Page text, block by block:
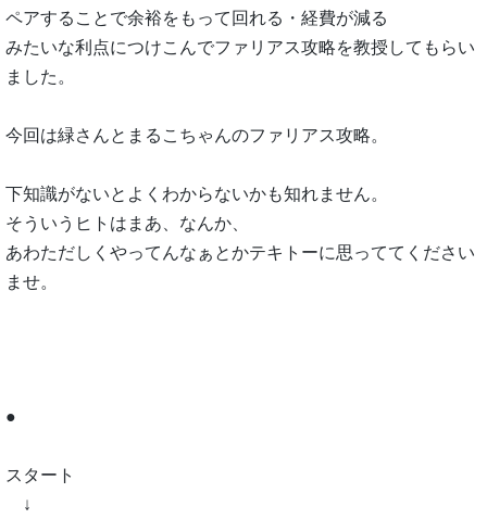
ペアすることで余裕をもって回れる・経費が減る
みたいな利点につけこんでファリアス攻略を教授してもらい
ました。
今回は緑さんとまるこちゃんのファリアス攻略。
下知識がないとよくわからないかも知れません。
そういうヒトはまあ、なんか、
あわただしくやってんなぁとかテキトーに思っててください
ませ。
●
スタート
↓